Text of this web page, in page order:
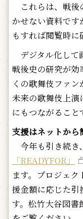
これらは、戦後
かせない資料です
もすれば閲覧時に
デジタル化して
戦後史の研究が
くの歌舞伎ファン
未来の歌舞伎上演
にもつながること
支援はネットか
今年も引き続き
「READYFOR」
ます。プロジェ
援金額に応じた引
す。松竹大谷図